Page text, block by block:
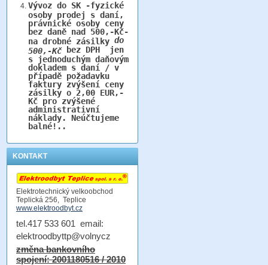
Vývoz do SK -fyzické
osoby prodej s daní,
právnické osoby ceny
bez daně nad 500,-Kč-
na drobné zásilky do
500,-Kčbez DPH jen
s jednoduchým daňovým
dokladem s daní / v
případě požadavku
faktury zvýšení ceny
zásilky o 2,00 EUR,-
Kč pro zvýšené
administrativní
náklady. Neúčtujeme
balné!..
KONTAKT
Elektrotechnický velkoobchod
Teplická 256, Teplice
www.elektroodbyt.cz
tel.417 533 601 email:
elektroodbyttp@volnycz
změna bankovního
spojení: 2001180516 / 2010